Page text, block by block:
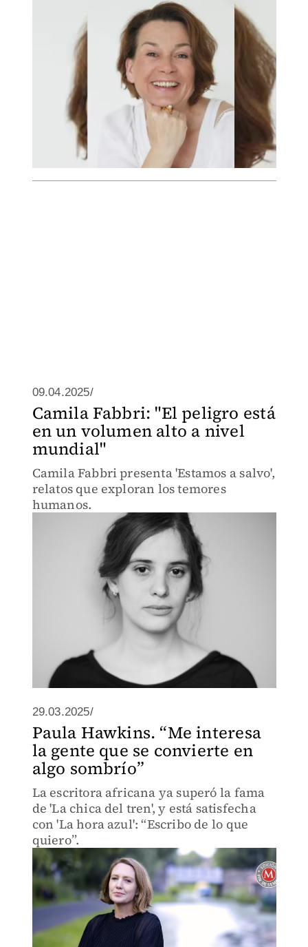
09.04.2025/
Camila Fabbri: "El peligro está
en un volumen alto a nivel
mundial"
Camila Fabbri presenta 'Estamos a salvo',
relatos que exploran los temores
humanos.
29.03.2025/
Paula Hawkins. “Me interesa
la gente que se convierte en
algo sombrío”
La escritora africana ya superó la fama
de 'La chica del tren', y está satisfecha
con 'La hora azul': “Escribo de lo que
quiero”.